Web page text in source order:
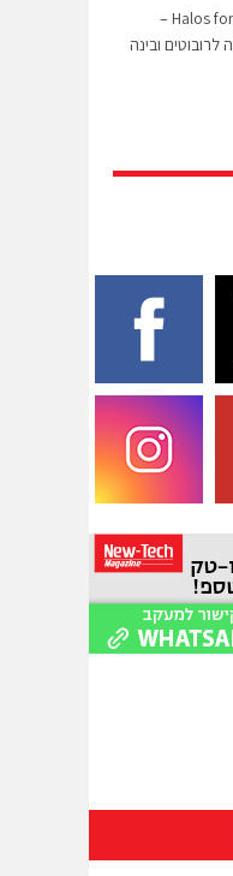
אנבידיה משיקה את Halos for Robotics –
ובינה